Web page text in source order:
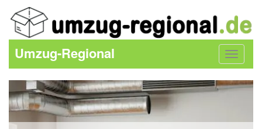
Toggle
Umzug-Regional